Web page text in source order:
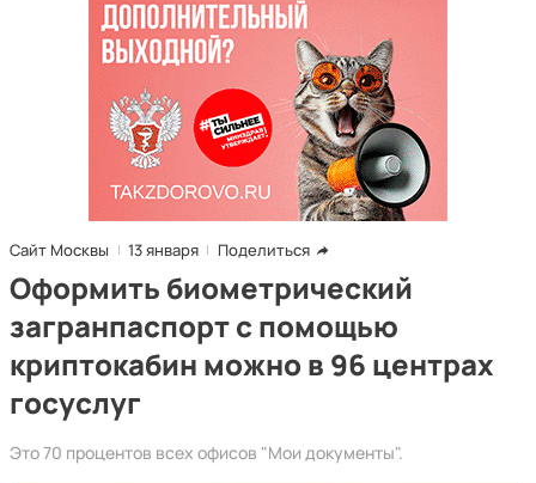
Сайт Москвы 13 января Поделиться
Оформить биометрический
загранпаспорт с помощью
криптокабин можно в 96 центрах
госуслуг
Это 70 процентов всех офисов "Мои документы".